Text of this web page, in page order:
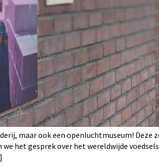
maar ook een openluchtmuseum! Deze
het gesprek over het wereldwijde